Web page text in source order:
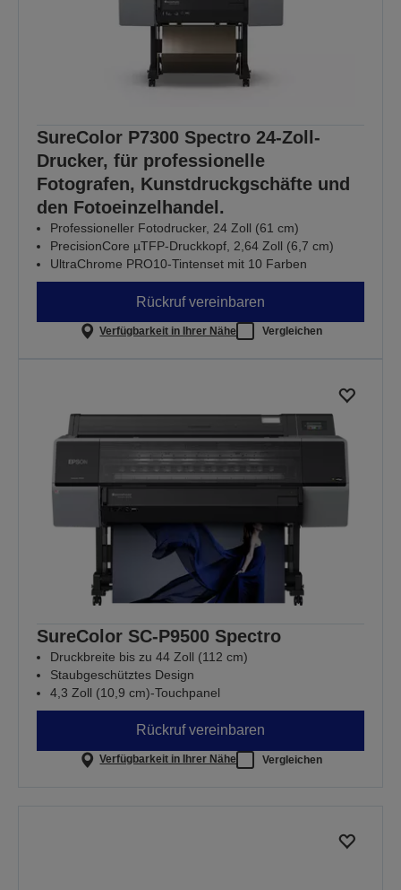
SureColor P7300 Spectro 24-Zoll-
Drucker, für professionelle
Fotografen, Kunstdruckgschäfte und
den Fotoeinzelhandel.
Professioneller Fotodrucker, 24 Zoll (61 cm)
PrecisionCore µTFP-Druckkopf, 2,64 Zoll (6,7 cm)
UltraChrome PRO10-Tintenset mit 10 Farben
Rückruf vereinbaren
Verfügbarkeit in Ihrer Nähe Vergleichen
SureColor SC-P9500 Spectro
Druckbreite bis zu 44 Zoll (112 cm)
Staubgeschütztes Design
4,3 Zoll (10,9 cm)-Touchpanel
Rückruf vereinbaren
Verfügbarkeit in Ihrer Nähe Vergleichen